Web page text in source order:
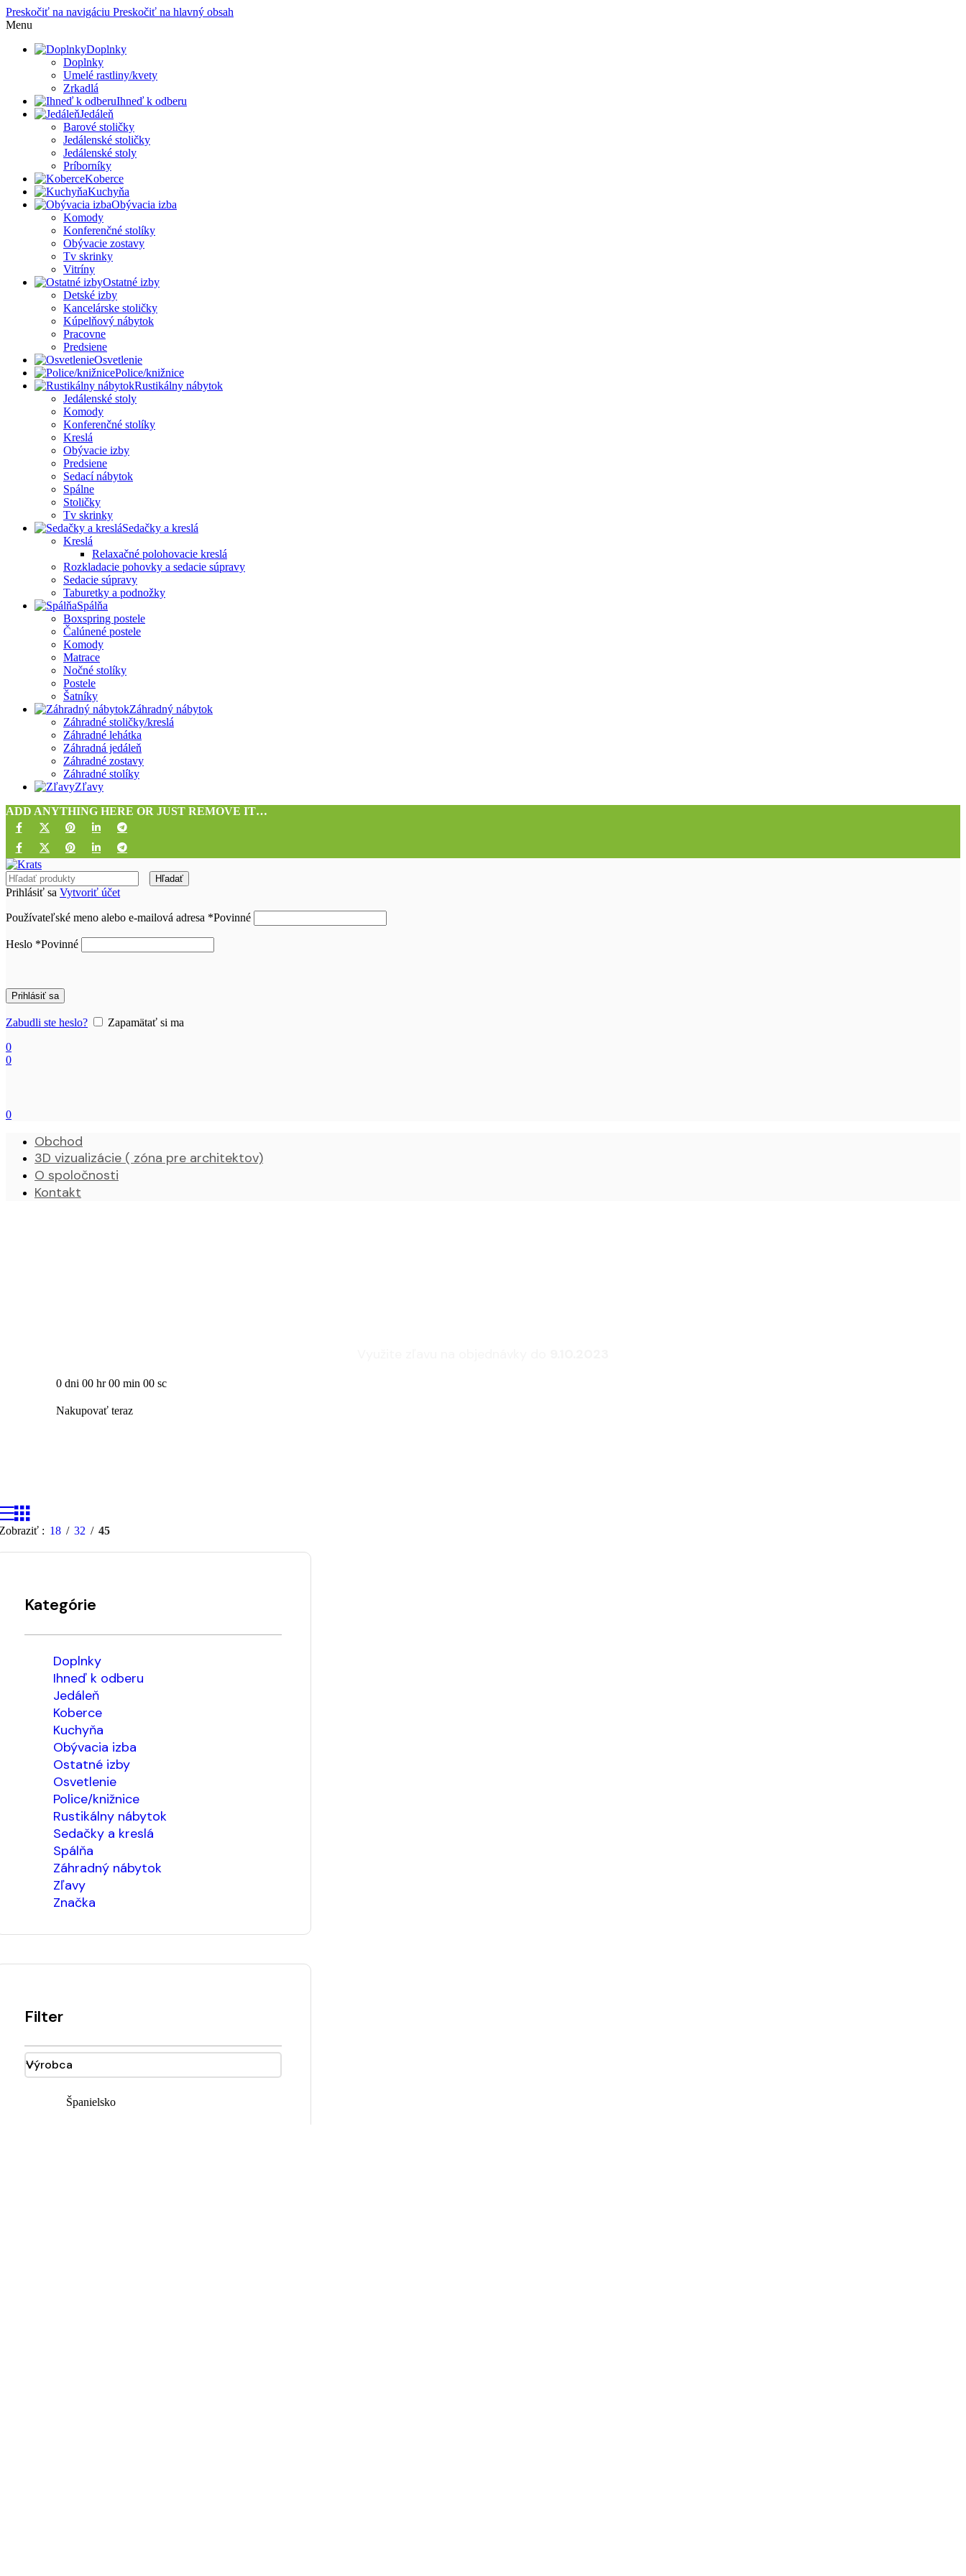
Preskočiť na navigáciu Preskočiť na hlavný obsah
Menu
Doplnky
Doplnky
Umelé rastliny/kvety
Zrkadlá
Ihneď k odberu
Jedáleň
Barové stoličky
Jedálenské stoličky
Jedálenské stoly
Príborníky
Koberce
Kuchyňa
Obývacia izba
Komody
Konferenčné stolíky
Obývacie zostavy
Tv skrinky
Vitríny
Ostatné izby
Detské izby
Kancelárske stoličky
Kúpelňový nábytok
Pracovne
Predsiene
Osvetlenie
Police/knižnice
Rustikálny nábytok
Jedálenské stoly
Komody
Konferenčné stolíky
Kreslá
Obývacie izby
Predsiene
Sedací nábytok
Spálne
Stoličky
Tv skrinky
Sedačky a kreslá
Kreslá
Relaxačné polohovacie kreslá
Rozkladacie pohovky a sedacie súpravy
Sedacie súpravy
Taburetky a podnožky
Spálňa
Boxspring postele
Čalúnené postele
Komody
Matrace
Nočné stolíky
Postele
Šatníky
Záhradný nábytok
Záhradné stoličky/kreslá
Záhradné lehátka
Záhradná jedáleň
Záhradné zostavy
Záhradné stolíky
Zľavy
ADD ANYTHING HERE OR JUST REMOVE IT…
Hľadať
Prihlásiť sa Vytvoriť účet
Používateľské meno alebo e-mailová adresa *Povinné
Heslo *Povinné
Prihlásiť sa
Zabudli ste heslo?
Zapamätať si ma
0
0
0
Obchod
3D vizualizácie ( zóna pre architektov)
O spoločnosti
Kontakt
0 dni 00 hr00 min 00 sc
Nakupovať teraz
18 32 45
Kategórie
Doplnky
Ihneď k odberu
Jedáleň
Koberce
Kuchyňa
Obývacia izba
Ostatné izby
Osvetlenie
Police/knižnice
Rustikálny nábytok
Sedačky a kreslá
Spálňa
Záhradný nábytok
Zľavy
Značka
Filter
Výrobca
Španielsko